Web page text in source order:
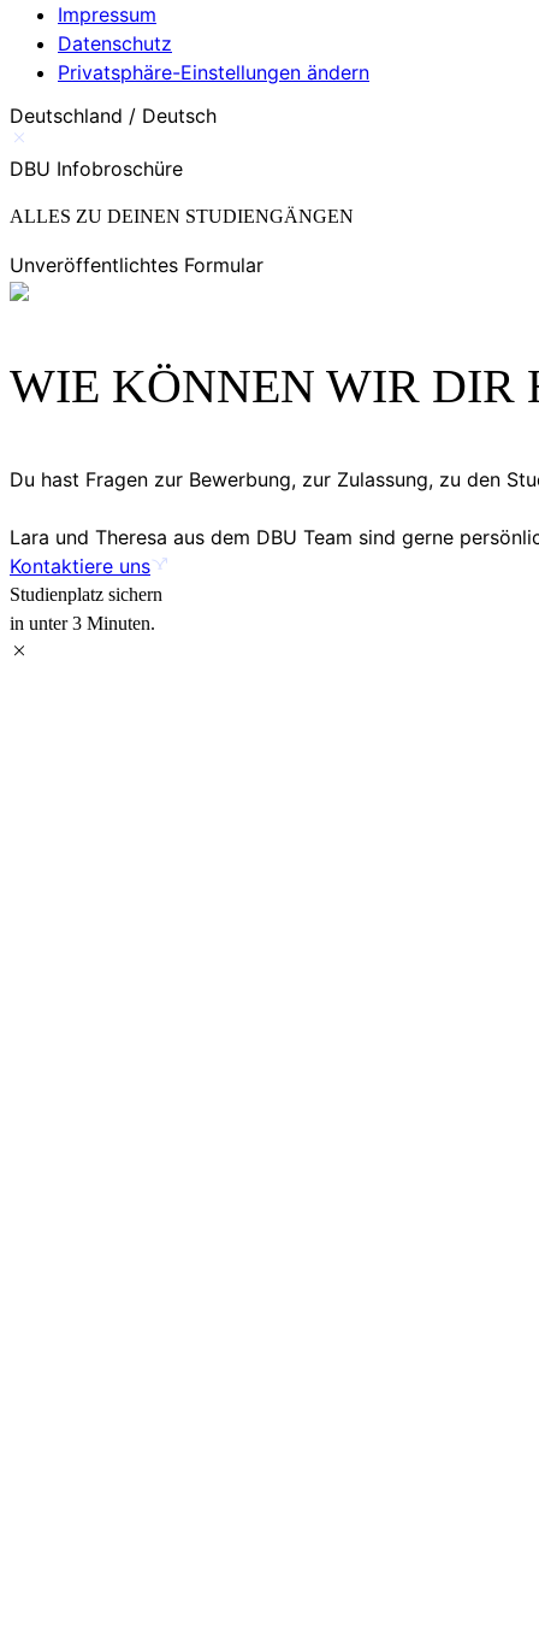
Impressum
Datenschutz
Privatsphäre-Einstellungen ändern
Deutschland / Deutsch
DBU Infobroschüre
ALLES ZU DEINEN STUDIENGÄNGEN
Unveröffentlichtes Formular
WIE KÖNNEN WIR DIR
Du hast Fragen zur Bewerbung, zur Zulassung, zu den
Lara und Theresa aus dem DBU Team sind gerne
Kontaktiere uns
Studienplatz sichern
in unter 3 Minuten.